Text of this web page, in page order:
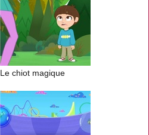
Le chiot magique